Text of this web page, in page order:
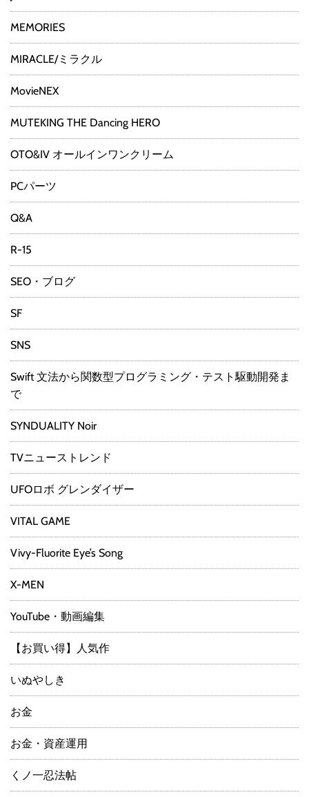
MEMORIES
MIRACLE/ミラクル
MovieNEX
MUTEKING THE Dancing HERO
OTO&IV オールインワンクリーム
PCパーツ
Q&A
R-15
SEO・ブログ
SF
SNS
Swift 文法から関数型プログラミング・テスト駆動開発ま
で
SYNDUALITY Noir
TVニューストレンド
UFOロボ グレンダイザー
VITAL GAME
Vivy-Fluorite Eye’s Song
X-MEN
YouTube・動画編集
【お買い得】人気作
いぬやしき
お金
お金・資産運用
くノ一忍法帖